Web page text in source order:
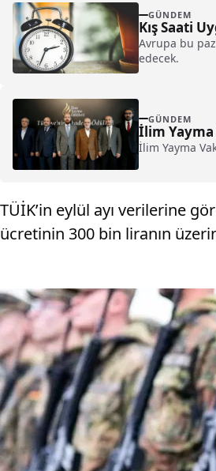
GÜNDEM
Kış Saati
Avrupa bu
edecek.
GÜNDEM
İlim Yayma
İlim Yayma
TÜİK’in eylül ayı verilerine
ücretinin 300 bin liranın